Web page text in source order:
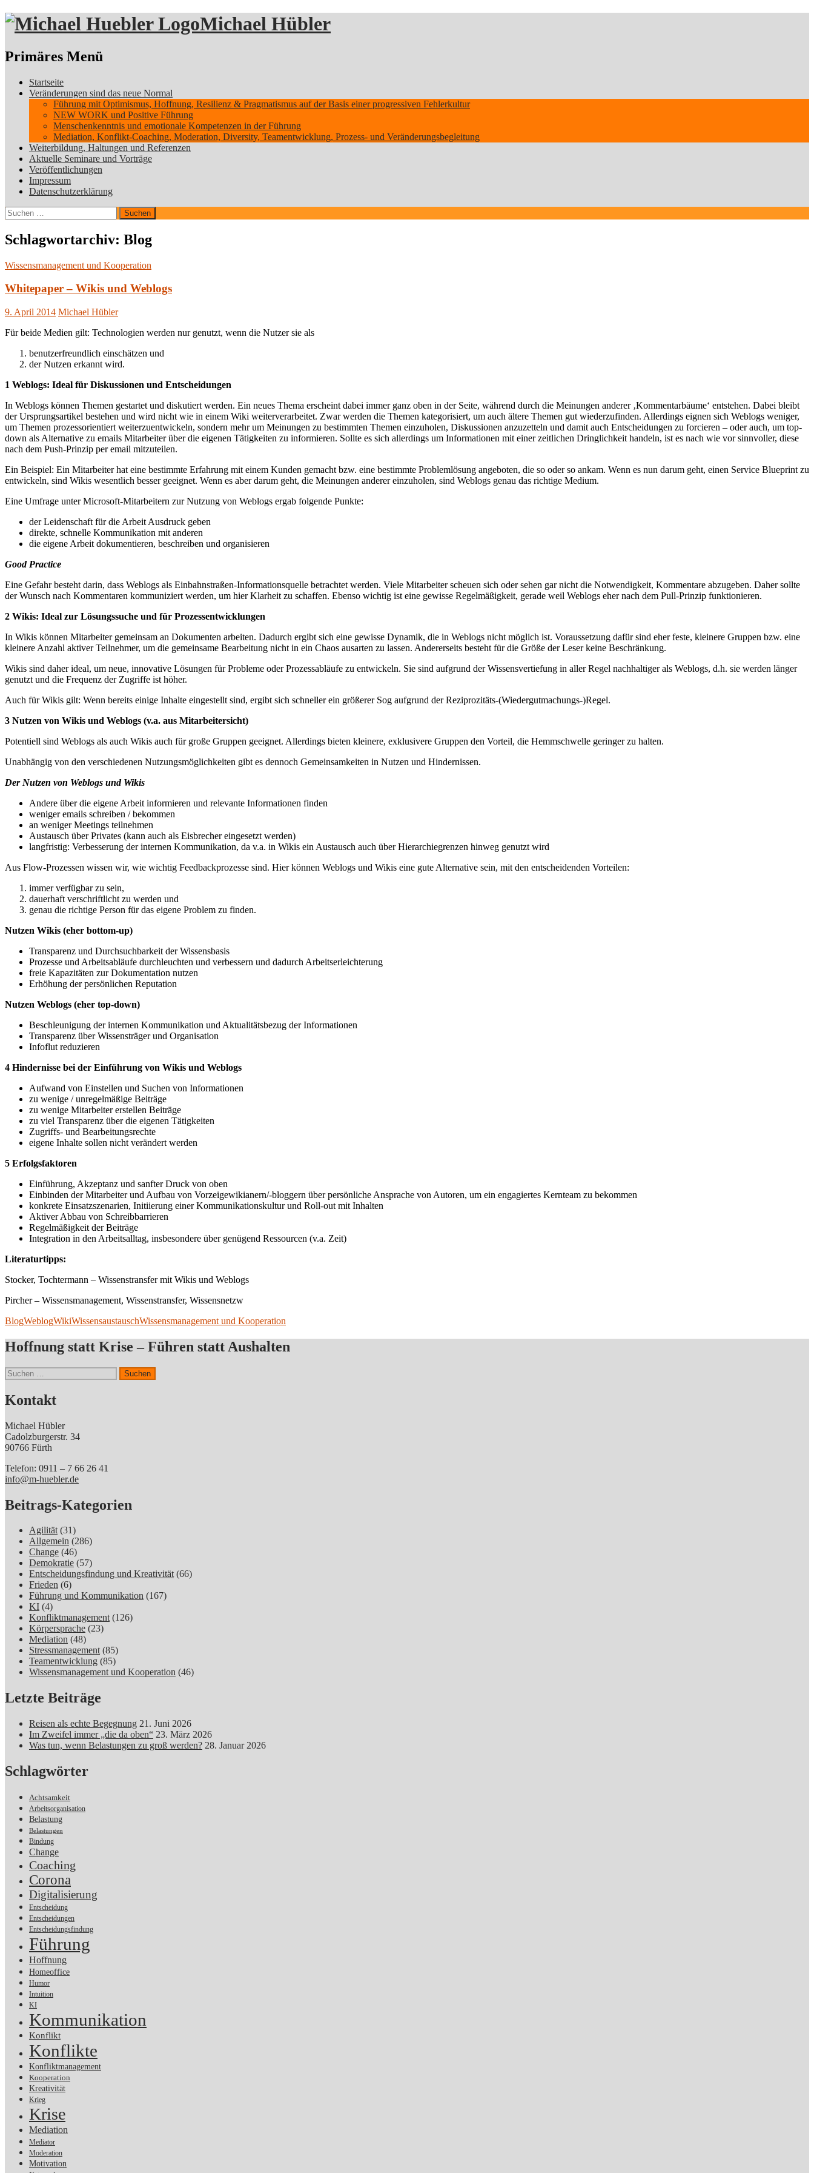
Michael Hübler
Suchen
Primäres Menü
Zum
Inhalt
Startseite
Veränderungen sind das neue Normal
Führung mit Optimismus, Hoffnung, Resilienz & Pragmatismus auf der Basis einer progressiven Fehlerkultur
NEW WORK und Positive Führung
Menschenkenntnis und emotionale Kompetenzen in der Führung
Mediation, Konflikt-Coaching, Moderation, Diversity, Teamentwicklung, Prozess- und Veränderungsbegleitung
Weiterbildung, Haltungen und Referenzen
Aktuelle Seminare und Vorträge
Veröffentlichungen
Impressum
Datenschutzerklärung
Suchen
nach:
Schlagwortarchiv: Blog
Wissensmanagement und Kooperation
Whitepaper – Wikis und Weblogs
9. April 2014 Michael Hübler
Für beide Medien gilt: Technologien werden nur genutzt, wenn die Nutzer sie als
benutzerfreundlich einschätzen und
der Nutzen erkannt wird.
1 Weblogs: Ideal für Diskussionen und Entscheidungen
In Weblogs können Themen gestartet und diskutiert werden. Ein neues Thema erscheint dabei immer ganz oben in der Seite, während durch die Meinungen anderer ‚Kommentarbäume‘ entstehen. Dabei bleibt
der Ursprungsartikel bestehen und wird nicht wie in einem Wiki weiterverarbeitet. Zwar werden die Themen kategorisiert, um auch ältere Themen gut wiederzufinden. Allerdings eignen sich Weblogs weniger,
um Themen prozessorientiert weiterzuentwickeln, sondern mehr um Meinungen zu bestimmten Themen einzuholen, Diskussionen anzuzetteln und damit auch Entscheidungen zu forcieren – oder auch, um top-
down als Alternative zu emails Mitarbeiter über die eigenen Tätigkeiten zu informieren. Sollte es sich allerdings um Informationen mit einer zeitlichen Dringlichkeit handeln, ist es nach wie vor sinnvoller, diese
nach dem Push-Prinzip per email mitzuteilen.
Ein Beispiel: Ein Mitarbeiter hat eine bestimmte Erfahrung mit einem Kunden gemacht bzw. eine bestimmte Problemlösung angeboten, die so oder so ankam. Wenn es nun darum geht, einen Service Blueprint zu
entwickeln, sind Wikis wesentlich besser geeignet. Wenn es aber darum geht, die Meinungen anderer einzuholen, sind Weblogs genau das richtige Medium.
Eine Umfrage unter Microsoft-Mitarbeitern zur Nutzung von Weblogs ergab folgende Punkte:
der Leidenschaft für die Arbeit Ausdruck geben
direkte, schnelle Kommunikation mit anderen
die eigene Arbeit dokumentieren, beschreiben und organisieren
Good Practice
Eine Gefahr besteht darin, dass Weblogs als Einbahnstraßen-Informationsquelle betrachtet werden. Viele Mitarbeiter scheuen sich oder sehen gar nicht die Notwendigkeit, Kommentare abzugeben. Daher sollte
der Wunsch nach Kommentaren kommuniziert werden, um hier Klarheit zu schaffen. Ebenso wichtig ist eine gewisse Regelmäßigkeit, gerade weil Weblogs eher nach dem Pull-Prinzip funktionieren.
2 Wikis: Ideal zur Lösungssuche und für Prozessentwicklungen
In Wikis können Mitarbeiter gemeinsam an Dokumenten arbeiten. Dadurch ergibt sich eine gewisse Dynamik, die in Weblogs nicht möglich ist. Voraussetzung dafür sind eher feste, kleinere Gruppen bzw. eine
kleinere Anzahl aktiver Teilnehmer, um die gemeinsame Bearbeitung nicht in ein Chaos ausarten zu lassen. Andererseits besteht für die Größe der Leser keine Beschränkung.
Wikis sind daher ideal, um neue, innovative Lösungen für Probleme oder Prozessabläufe zu entwickeln. Sie sind aufgrund der Wissensvertiefung in aller Regel nachhaltiger als Weblogs, d.h. sie werden länger
genutzt und die Frequenz der Zugriffe ist höher.
Auch für Wikis gilt: Wenn bereits einige Inhalte eingestellt sind, ergibt sich schneller ein größerer Sog aufgrund der Reziprozitäts-(Wiedergutmachungs-)Regel.
3 Nutzen von Wikis und Weblogs (v.a. aus Mitarbeitersicht)
Potentiell sind Weblogs als auch Wikis auch für große Gruppen geeignet. Allerdings bieten kleinere, exklusivere Gruppen den Vorteil, die Hemmschwelle geringer zu halten.
Unabhängig von den verschiedenen Nutzungsmöglichkeiten gibt es dennoch Gemeinsamkeiten in Nutzen und Hindernissen.
Der Nutzen von Weblogs und Wikis
Andere über die eigene Arbeit informieren und relevante Informationen finden
weniger emails schreiben / bekommen
an weniger Meetings teilnehmen
Austausch über Privates (kann auch als Eisbrecher eingesetzt werden)
langfristig: Verbesserung der internen Kommunikation, da v.a. in Wikis ein Austausch auch über Hierarchiegrenzen hinweg genutzt wird
Aus Flow-Prozessen wissen wir, wie wichtig Feedbackprozesse sind. Hier können Weblogs und Wikis eine gute Alternative sein, mit den entscheidenden Vorteilen:
immer verfügbar zu sein,
dauerhaft verschriftlicht zu werden und
genau die richtige Person für das eigene Problem zu finden.
Nutzen Wikis (eher bottom-up)
Transparenz und Durchsuchbarkeit der Wissensbasis
Prozesse und Arbeitsabläufe durchleuchten und verbessern und dadurch Arbeitserleichterung
freie Kapazitäten zur Dokumentation nutzen
Erhöhung der persönlichen Reputation
Nutzen Weblogs (eher top-down)
Beschleunigung der internen Kommunikation und Aktualitätsbezug der Informationen
Transparenz über Wissensträger und Organisation
Infoflut reduzieren
4 Hindernisse bei der Einführung von Wikis und Weblogs
Aufwand von Einstellen und Suchen von Informationen
zu wenige / unregelmäßige Beiträge
zu wenige Mitarbeiter erstellen Beiträge
zu viel Transparenz über die eigenen Tätigkeiten
Zugriffs- und Bearbeitungsrechte
eigene Inhalte sollen nicht verändert werden
5 Erfolgsfaktoren
Einführung, Akzeptanz und sanfter Druck von oben
Einbinden der Mitarbeiter und Aufbau von Vorzeigewikianern/-bloggern über persönliche Ansprache von Autoren, um ein engagiertes Kernteam zu bekommen
konkrete Einsatzszenarien, Initiierung einer Kommunikationskultur und Roll-out mit Inhalten
Aktiver Abbau von Schreibbarrieren
Regelmäßigkeit der Beiträge
Integration in den Arbeitsalltag, insbesondere über genügend Ressourcen (v.a. Zeit)
Literaturtipps:
Stocker, Tochtermann – Wissenstransfer mit Wikis und Weblogs
Pircher – Wissensmanagement, Wissenstransfer, Wissensnetzw
BlogWeblogWikiWissensaustauschWissensmanagement und Kooperation
Hoffnung statt Krise – Führen statt Aushalten
Suchen
nach:
Kontakt
Michael Hübler
Cadolzburgerstr. 34
90766 Fürth
Telefon: 0911 – 7 66 26 41
info@m-huebler.de
Beitrags-Kategorien
Agilität(31)
Allgemein (286)
Change (46)
Demokratie (57)
Entscheidungsfindung und Kreativität(66)
Frieden (6)
Führung und Kommunikation (167)
KI (4)
Konfliktmanagement(126)
Körpersprache (23)
Mediation (48)
Stressmanagement(85)
Teamentwicklung (85)
Wissensmanagement und Kooperation (46)
Letzte Beiträge
Reisen als echte Begegnung 21. Juni 2026
Im Zweifel immer „die da oben“ 23. März 2026
Was tun, wenn Belastungen zu groß werden? 28. Januar 2026
Schlagwörter
Achtsamkeit
Arbeitsorganisation
Belastung
Belastungen
Bindung
Change
Coaching
Corona
Digitalisierung
Entscheidung
Entscheidungen
Entscheidungsfindung
Führung
Hoffnung
Homeoffice
Humor
Intuition
KI
Kommunikation
Konflikt
Konflikte
Konfliktmanagement
Kooperation
Kreativität
Krieg
Krise
Mediation
Mediator
Moderation
Motivation